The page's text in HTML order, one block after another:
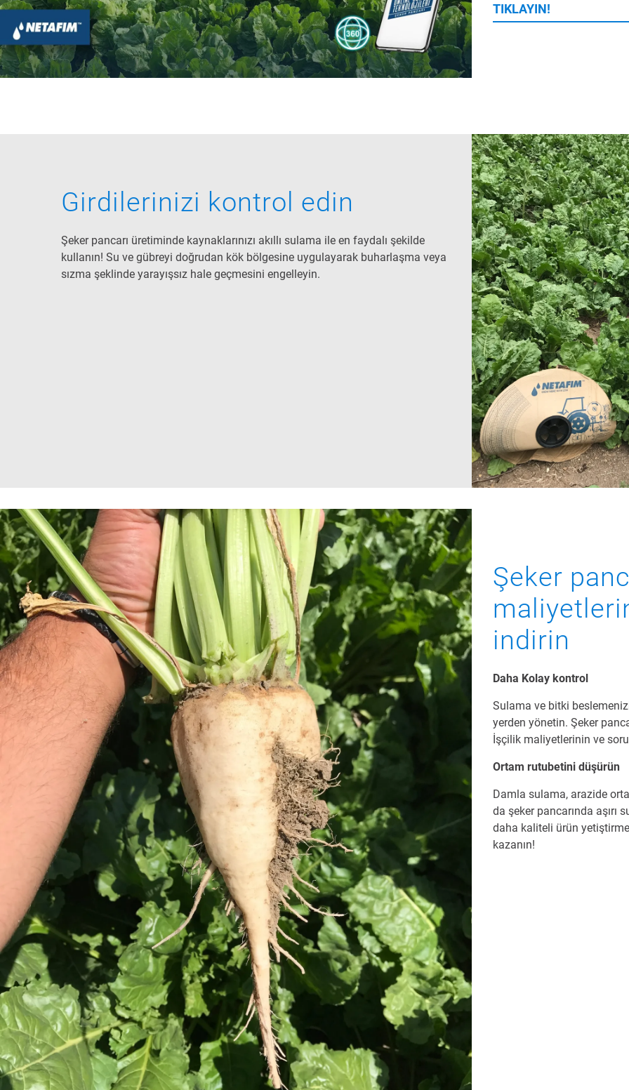
TIKLAYIN!
Girdilerinizi kontrol edin
Şeker pancarı üretiminde kaynaklarınızı akıllı sulama ile en faydalı şekilde
kullanın! Su ve gübreyi doğrudan kök bölgesine uygulayarak buharlaşma veya
sızma şeklinde yarayışsız hale geçmesini engelleyin.
Şeker
indirin
Daha Kolay kontrol
Sulama ve bitki
yerden yönetin. Şeker
İşçilik maliyetlerinin ve
Ortam rutubetini düşürün
Damla sulama, arazide
da şeker pancarında aşırı
daha kaliteli ürün
kazanın!